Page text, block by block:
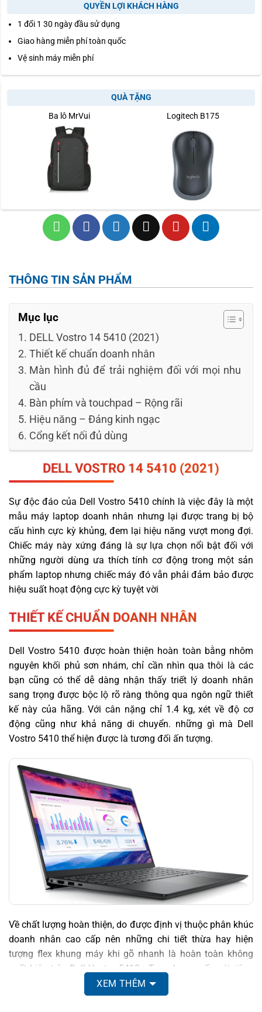
QUYỀN LỢI KHÁCH HÀNG
1 đổi 1 30 ngày đầu sử dụng
Giao hàng miễn phí toàn quốc
Vệ sinh máy miễn phí
QUÀ TẶNG
Ba lô MrVui Logitech B175
THÔNG TIN SẢN PHẨM
Mục lục
DELL Vostro 14 5410 (2021)
Thiết kế chuẩn doanh nhân
Màn hình đủ để trải nghiệm đối với mọi nhu
cầu
Bàn phím và touchpad – Rộng rãi
Hiệu năng – Đáng kinh ngạc
Cổng kết nối đủ dùng
DELLVOSTRO 14 5410 (2021)
Sự độc đáo của Dell Vostro 5410 chính là việc đây là một
mẫu máy laptop doanh nhân nhưng lại được trang bị bộ
cấu hình cực kỳ khủng, đem lại hiệu năng vượt mong đợi.
Chiếc máy này xứng đáng là sự lựa chọn nổi bật đối với
những người dùng ưa thích tính cơ động trong một sản
phẩm laptop nhưng chiếc máy đó vẫn phải đảm bảo được
hiệu suất hoạt động cực kỳ tuyệt vời
THIẾT KẾ CHUẨN DOANH NHÂN
Dell Vostro 5410 được hoàn thiện hoàn toàn bằng nhôm
nguyên khối phủ sơn nhám, chỉ cần nhìn qua thôi là các
bạn cũng có thể dễ dàng nhận thấy triết lý doanh nhân
sang trọng được bộc lộ rõ ràng thông qua ngôn ngữ thiết
kế này của hãng. Với cân nặng chỉ 1.4 kg, xét về độ cơ
động cũng như khả năng di chuyển. những gì mà Dell
Vostro 5410 thể hiện được là tương đối ấn tượng.
Về chất lượng hoàn thiện, do được định vị thuộc phân khúc
doanh nhân cao cấp nên những chi tiết thừa hay hiện
tượng flex khung máy khi gõ nhanh là hoàn toàn không
xuất hiện trên Dell Vostro 5410 . Tựu chung, nếu xét riêng
về thiết kế cũng như mức độ hoàn thiện, những gì mà Dell
Vostro 5410 thể hiện được là rất tốt trong phân khúc mà
XEM THÊM